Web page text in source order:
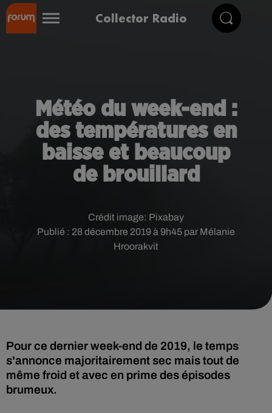
Collector Radio
Météo du week-end :
des températures en
baisse et beaucoup
de brouillard
Publié : 28 décembre 2019 à 9h45 par Mélanie
Hroorakvit
Crédit image: Pixabay
Pour ce dernier week-end de 2019, le temps
s'annonce majoritairement sec mais tout de
même froid et avec en prime des épisodes
brumeux.